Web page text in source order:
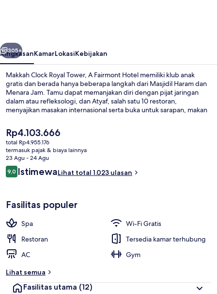
Fairmont
Hotel
Berikutnya
305+
RingkasanKamarLokasiKebijakan
Makkah Clock Royal Tower, A Fairmont Hotel memiliki klub anak
gratis dan berada hanya beberapa langkah dari Masjidil Haram dan
Menara Jam. Tamu dapat memanjakan diri dengan pijat jaringan
dalam atau refleksologi, dan Atyaf, salah satu 10 restoran,
menyajikan masakan internasional serta buka untuk sarapan, makan
mewah ini seperti klub kesehatan, pusat kebugaran, dan toko
roti/camilan. Para traveler menyukai staf dan lokasi.
Harga
saat
ini
Rp4.103.666
Rp4.103.666
total Rp4.955.176
termasuk pajak & biaya lainnya
23 Agu - 24 Agu
Ulasan
9,09,0 dari 10
IstimewaLihat total 1.023 ulasan
Fasilitas populer
Spa
Wi-Fi Gratis
Restoran
Tersedia kamar terhubung
AC
Gym
Lihat semua
Fasilitas utama (12)